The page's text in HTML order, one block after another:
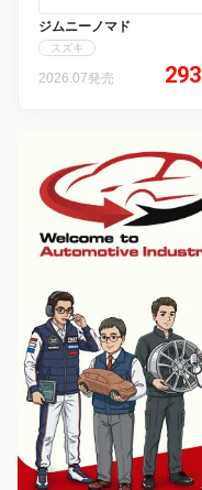
ジムニーノマド
スズキ
2026.07発売 293